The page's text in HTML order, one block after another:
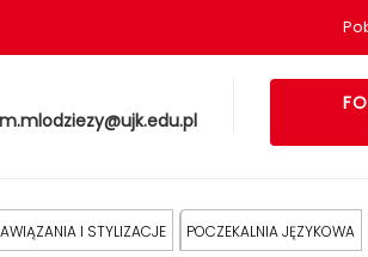
I STYLIZACJE POCZEKALNIA JĘZYKOWA